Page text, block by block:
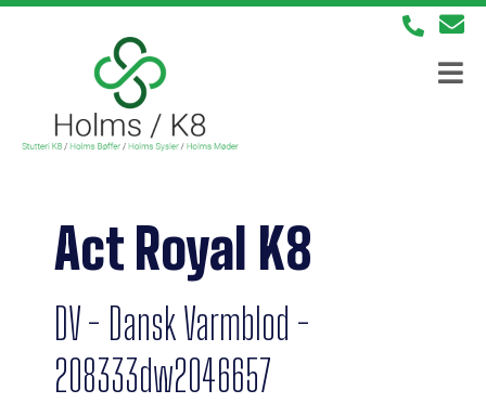
Act Royal K8
DV - Dansk Varmblod -
208333dw2046657